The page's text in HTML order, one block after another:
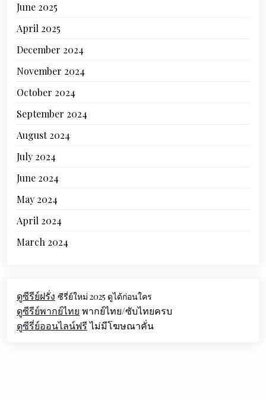
June 2025
April 2025
December 2024
November 2024
October 2024
September 2024
August 2024
July 2024
June 2024
May 2024
April 2024
March 2024
ดูซีรีย์ฝรั่ง ซีรี่ย์ใหม่ 2025 ดูได้ก่อนใคร
ดูซีรีย์พากย์ไทย พากย์ไทย/ซับไทยครบ
ดูซีรี่ย์ออนไลน์ฟรีไม่มีโฆษณาคั่น